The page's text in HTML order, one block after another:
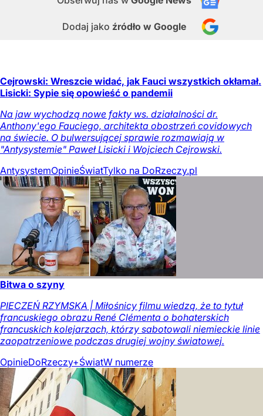
Dodaj jako źródło w Google
Cejrowski: Wreszcie widać, jak Fauci wszystkich okłamał.
Lisicki: Sypie się opowieść o pandemii
Na jaw wychodzą nowe fakty ws. działalności dr.
Anthony'ego Fauciego, architekta obostrzeń covidowych
na świecie. O bulwersującej sprawie rozmawiają w
"Antysystemie" Paweł Lisicki i Wojciech Cejrowski.
AntysystemOpinieŚwiatTylko na DoRzeczy.pl
Bitwa o szyny
PIECZEŃ RZYMSKA | Miłośnicy filmu wiedzą, że to tytuł
francuskiego obrazu René Clémenta o bohaterskich
francuskich kolejarzach, którzy sabotowali niemieckie linie
zaopatrzeniowe podczas drugiej wojny światowej.
OpinieDoRzeczy+ŚwiatW numerze